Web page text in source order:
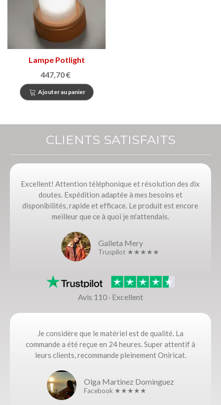
Lampe Potlight
447,70 €
Ajouter au panier
CLIENTS SATISFAITS
Excellent! Attention téléphonique et résolution des dix
doutes. Expédition adaptée à mes besoins et
disponibilités, rapide et efficace. Le produit est encore
meilleur que ce à quoi je m'attendais.
Galleta Mery
Truspilot ★★★★★
Avis 110 · Excellent
Je considère que le matériel est de qualité. La
commande a été reçue en 24 heures. Super attentif à
leurs clients, recommande pleinement Oniricat.
Olga Martinez Dominguez
Facebook ★★★★★